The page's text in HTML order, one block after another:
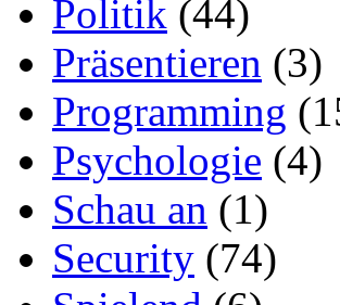
Politik (44)
Präsentieren (3)
Programming
Psychologie (4)
Schau an (1)
Security (74)